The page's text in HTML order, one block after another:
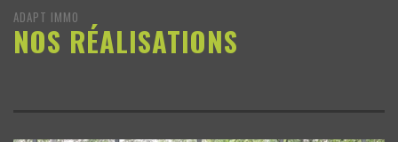
ADAPT IMMO
NOS RÉALISATIONS